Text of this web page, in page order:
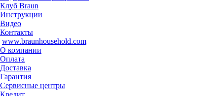
Клуб Braun
Инструкции
Видео
Контакты
www.braunhousehold.com
О компании
Оплата
Доставка
Гарантия
Сервисные центры
Кредит